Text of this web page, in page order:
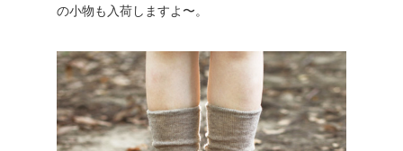
の小物も入荷しますよ〜。